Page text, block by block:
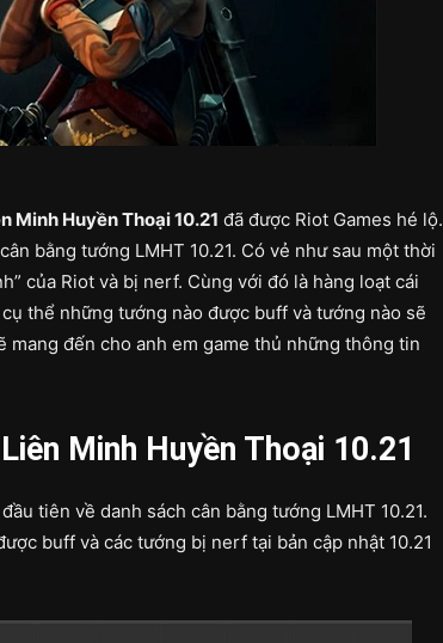
Minh Huyền Thoại 10.21 đã được Riot Games hé lộ.
bằng tướng LMHT 10.21. Có vẻ như sau một thời
của Riot và bị nerf. Cùng với đó là hàng loạt cái
thể những tướng nào được buff và tướng nào sẽ
đến cho anh em game thủ những thông tin
Minh Huyền Thoại 10.21
tiên về danh sách cân bằng tướng LMHT 10.21.
buff và các tướng bị nerf tại bản cập nhật 10.21